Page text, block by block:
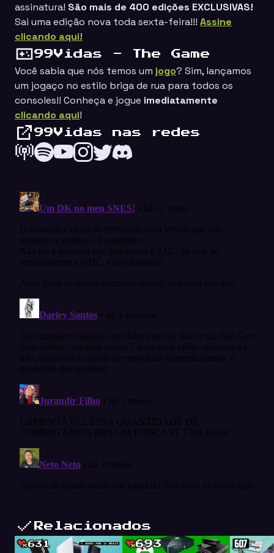
assinatura! São mais de 400 edições EXCLUSIVAS!
Sai uma edição nova toda sexta-feira!!! Assine
clicando aqui!
99Vidas - The Game
Você sabia que nós temos um jogo? Sim, lançamos
um jogaço no estilo briga de rua para todos os
consoles!! Conheça e jogue imediatamente
clicando aqui!
99Vidas nas redes
Relacionados